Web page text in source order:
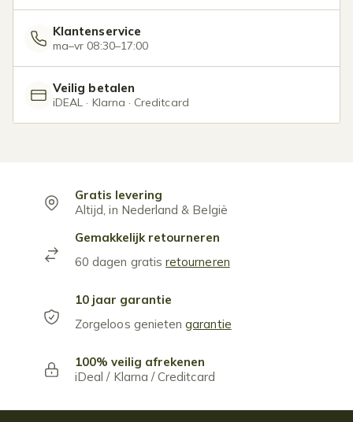
Klantenservice
ma–vr 08:30–17:00
Veilig betalen
iDEAL · Klarna · Creditcard
Gratis levering
Altijd, in Nederland & België
Gemakkelijk retourneren
60 dagen gratisretourneren
10 jaar garantie
Zorgeloos genietengarantie
100% veilig afrekenen
iDeal / Klarna / Creditcard